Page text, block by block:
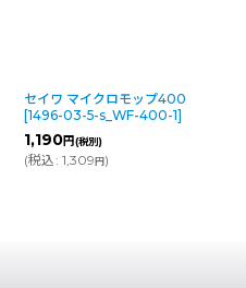
セイワ マイクロモップ400
[1496-03-5-s_WF-400-1]
1,190円(税別)
(税込: 1,309円)